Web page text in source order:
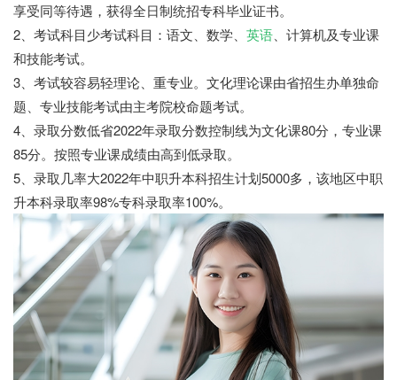
享受同等待遇，获得全日制统招专科毕业证书。
2、考试科目少考试科目：语文、数学、 英语、计算机及专业课
和技能考试。
3、考试较容易轻理论、重专业。文化理论课由省招生办单独命
题、专业技能考试由主考院校命题考试。
4、录取分数低省2022年录取分数控制线为文化课80分，专业课
85分。按照专业课成绩由高到低录取。
5、录取几率大2022年中职升本科招生计划5000多，该地区中职
升本科录取率98%专科录取率100%。